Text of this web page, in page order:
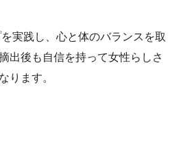
実践し、心と体のバランスを取
出後も自信を持って女性らしさ
ります。